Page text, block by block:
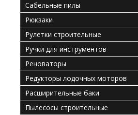
Сабельные пилы
Рюкзаки
Рулетки строительные
Ручки для инструментов
Реноваторы
Редукторы лодочных моторов
Расширительные баки
Пылесосы строительные